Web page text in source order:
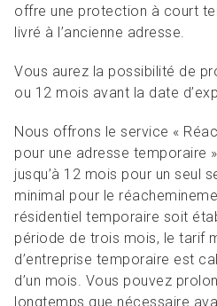
offre une protection à court
livré à l’ancienne adresse.
Vous aurez la possibilité de
ou 12 mois avant la date
Nous offrons le service «
pour une adresse temporaire
jusqu’à 12 mois pour un seul
minimal pour le
résidentiel temporaire soit
période de trois mois, le tarif
d’entreprise temporaire est
d’un mois. Vous pouvez
longtemps que nécessaire